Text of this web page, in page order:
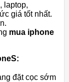
laptop,
giá tốt nhất.
mua iphone
đặt cọc sớm